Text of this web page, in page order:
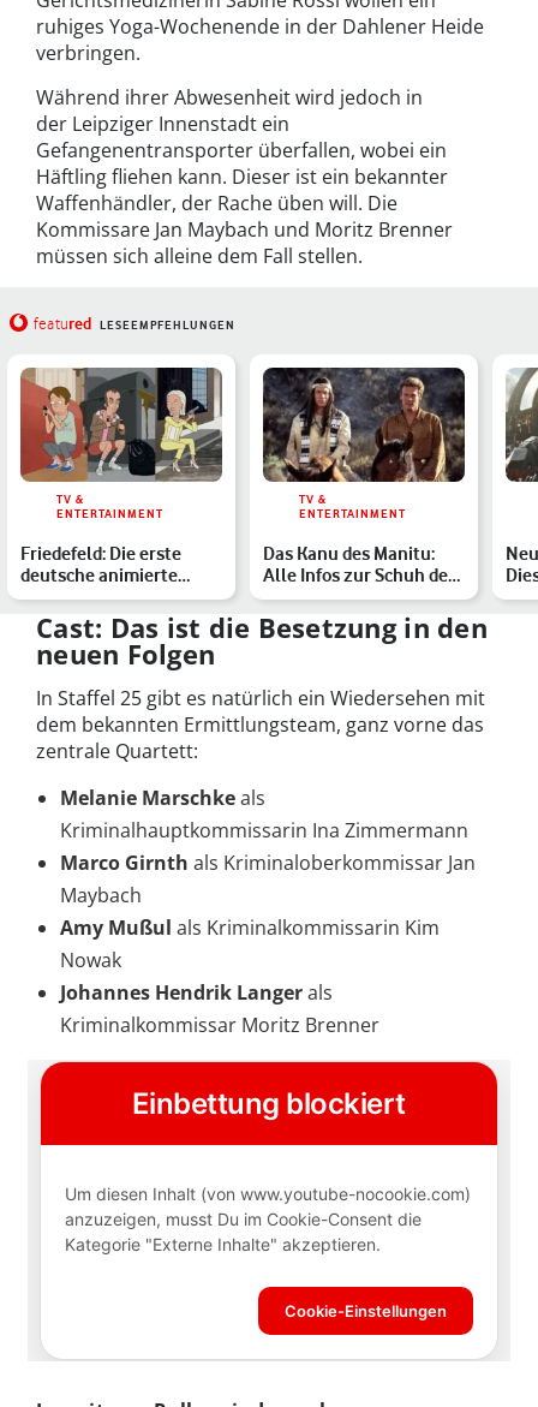
ruhiges Yoga-Wochenende in der Dahlener Heide
verbringen.
Während ihrer Abwesenheit wird jedoch in
der Leipziger Innenstadt ein
Gefangenentransporter überfallen, wobei ein
Häftling fliehen kann. Dieser ist ein bekannter
Waffenhändler, der Rache üben will. Die
Kommissare Jan Maybach und Moritz Brenner
müssen sich alleine dem Fall stellen.
featured LESEEMPFEHLUNGEN
TV &
ENTERTAINMENT
Friedefeld: Die erste
deutsche animierte
Sitcom-Serie – Handlung,
TV &
ENTERTAINMENT
Das Kanu des Manitu:
Alle Infos zur Schuh des
Manitu-Fortsetzung …
Cast: Das ist die Besetzung in den
neuen Folgen
In Staffel 25 gibt es natürlich ein Wiedersehen mit
dem bekannten Ermittlungsteam, ganz vorne das
zentrale Quartett:
Melanie Marschkeals
Kriminalhauptkommissarin Ina Zimmermann
Marco Girnth als Kriminaloberkommissar Jan
Maybach
Amy Mußul als Kriminalkommissarin Kim
Nowak
Johannes Hendrik Langerals
Kriminalkommissar Moritz Brenner